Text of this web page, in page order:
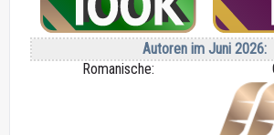
Autoren im Juni 2026:
Romanische: